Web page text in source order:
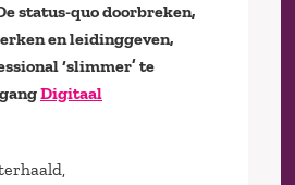
status-quo doorbreken,
en leidinggeven,
‘slimmer’ te
Digitaal